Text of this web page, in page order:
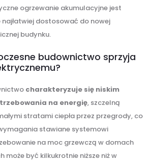
ogrzewanie akumulacyjne jest
dostosować do nowej
budynku.
budownictwo sprzyja
charakteryzuje się niskim
na energię, szczelną
stratami ciepła przez przegrody, co
stawiane systemowi
na moc grzewczą w domach
może być kilkukrotnie niższe niż w